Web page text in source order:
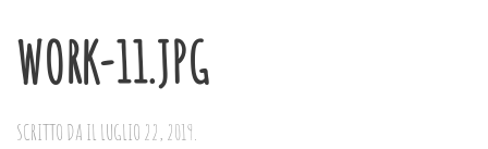
WORK-11.JPG
SCRITTO DA IL LUGLIO 22, 2019.